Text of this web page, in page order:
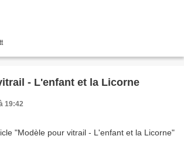
- L'enfant et la Licorne
19:42